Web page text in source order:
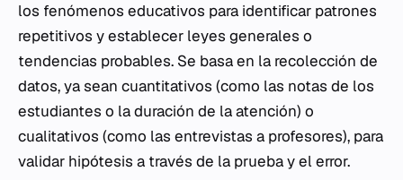
los fenómenos educativos para identificar patrones
repetitivos y establecer leyes generales o
tendencias probables. Se basa en la recolección de
datos, ya sean cuantitativos (como las notas de los
estudiantes o la duración de la atención) o
cualitativos (como las entrevistas a profesores), para
validar hipótesis a través de la prueba y el error.